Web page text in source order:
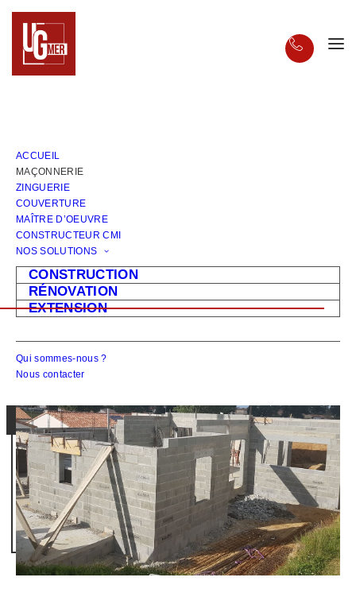
ACCUEIL
MAÇONNERIE
ZINGUERIE
COUVERTURE
MAÎTRE D’OEUVRE
CONSTRUCTEUR CMI
NOS SOLUTIONS
CONSTRUCTION
RÉNOVATION
EXTENSION
Qui sommes-nous ?
Nous contacter
MAÇONNERIE
L’expertise incontournable en
Vendée